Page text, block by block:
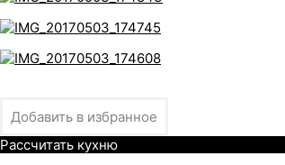
Добавить в избранное
Рассчитать кухню